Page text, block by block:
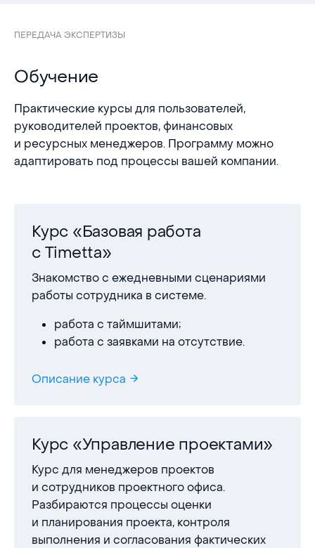
ПЕРЕДАЧА ЭКСПЕРТИЗЫ
Обучение
Практические курсы для пользователей,
руководителей проектов, финансовых
и ресурсных менеджеров. Программу можно
адаптировать под процессы вашей компании.
Курс «Базовая работа
с Timetta»
Знакомство с ежедневными сценариями
работы сотрудника в системе.
работа с таймшитами;
работа с заявками на отсутствие.
Описание курса
Курс «Управление проектами»
Курс для менеджеров проектов
и сотрудников проектного офиса.
Разбираются процессы оценки
и планирования проекта, контроля
выполнения и согласования фактических